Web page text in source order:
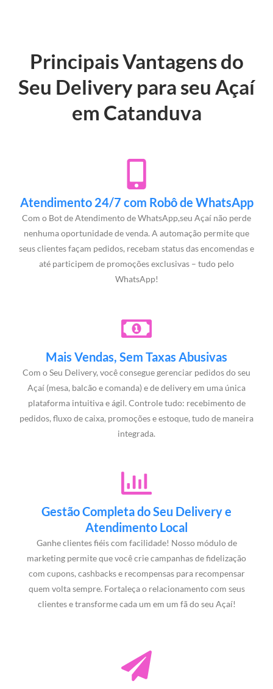
Principais Vantagens do
Seu Delivery para seu Açaí
em Catanduva
Atendimento 24/7 com Robô de WhatsApp
Com o Bot de Atendimento de WhatsApp,seu Açaí não perde
nenhuma oportunidade de venda. A automação permite que
seus clientes façam pedidos, recebam status das encomendas e
até participem de promoções exclusivas – tudo pelo
WhatsApp!
Mais Vendas, Sem Taxas Abusivas
Com o Seu Delivery, você consegue gerenciar pedidos do seu
Açaí (mesa, balcão e comanda) e de delivery em uma única
plataforma intuitiva e ágil. Controle tudo: recebimento de
pedidos, fluxo de caixa, promoções e estoque, tudo de maneira
integrada.
Gestão Completa do Seu Delivery e
Atendimento Local
Ganhe clientes fiéis com facilidade! Nosso módulo de
marketing permite que você crie campanhas de fidelização
com cupons, cashbacks e recompensas para recompensar
quem volta sempre. Fortaleça o relacionamento com seus
clientes e transforme cada um em um fã do seu Açaí!